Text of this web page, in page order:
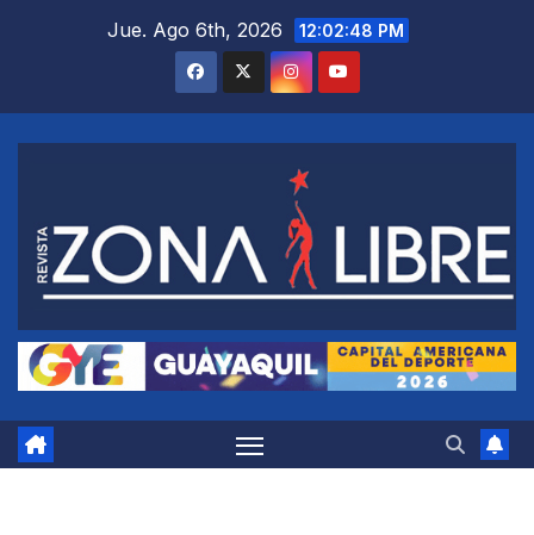
Jue. Ago 6th, 2026 12:02:49 PM